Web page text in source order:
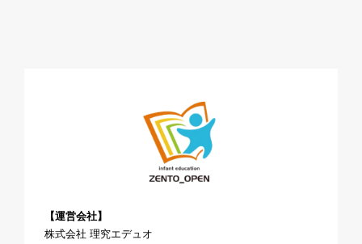
【運営会社】
株式会社 理究エデュオ